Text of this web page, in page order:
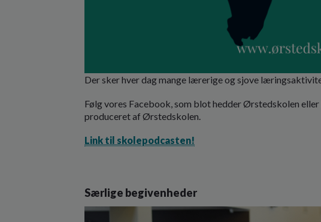
Der sker hver dag mange lærerige og sjove
Følg vores Facebook, som blot hedder Ørstedskolen
produceret af Ørstedskolen.
Link til skolepodcasten!
Særlige begivenheder